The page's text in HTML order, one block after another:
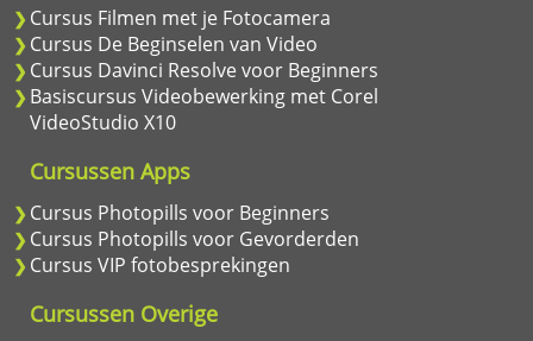
Cursus Filmen met je Fotocamera
Cursus De Beginselen van Video
Cursus Davinci Resolve voor Beginners
Basiscursus Videobewerking met Corel
VideoStudio X10
Cursussen Apps
Cursus Photopills voor Beginners
Cursus Photopills voor Gevorderden
Cursus VIP fotobesprekingen
Cursussen Overige